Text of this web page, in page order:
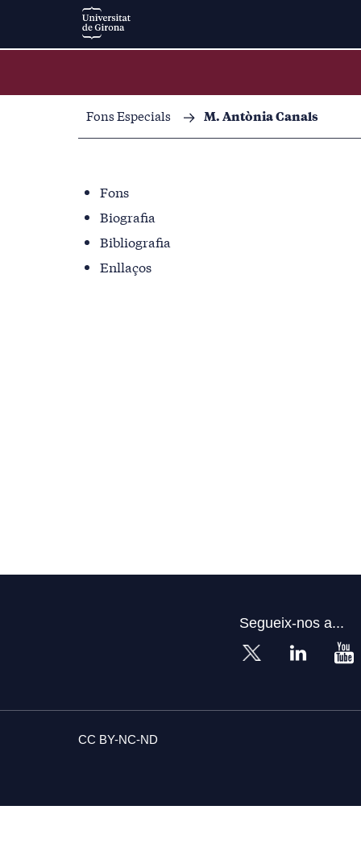
Fons Especials M. Antònia Canals
Fons
Biografia
Bibliografia
Enllaços
Segueix-nos a...
CC BY-NC-ND